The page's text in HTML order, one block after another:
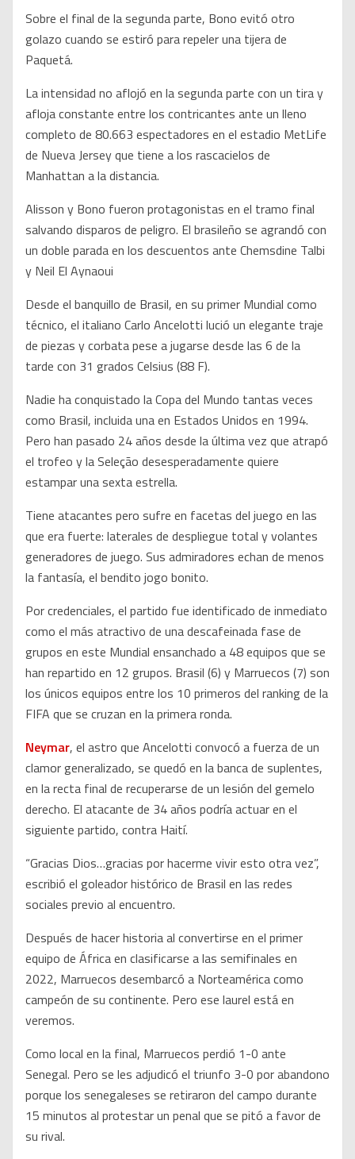
Sobre el final de la segunda parte, Bono evitó otro
golazo cuando se estiró para repeler una tijera de
Paquetá.
La intensidad no aflojó en la segunda parte con un tira y
afloja constante entre los contricantes ante un lleno
completo de 80.663 espectadores en el estadio MetLife
de Nueva Jersey que tiene a los rascacielos de
Manhattan a la distancia.
Alisson y Bono fueron protagonistas en el tramo final
salvando disparos de peligro. El brasileño se agrandó con
un doble parada en los descuentos ante Chemsdine Talbi
y Neil El Aynaoui
Desde el banquillo de Brasil, en su primer Mundial como
técnico, el italiano Carlo Ancelotti lució un elegante traje
de piezas y corbata pese a jugarse desde las 6 de la
tarde con 31 grados Celsius (88 F).
Nadie ha conquistado la Copa del Mundo tantas veces
como Brasil, incluida una en Estados Unidos en 1994.
Pero han pasado 24 años desde la última vez que atrapó
el trofeo y la Seleção desesperadamente quiere
estampar una sexta estrella.
Tiene atacantes pero sufre en facetas del juego en las
que era fuerte: laterales de despliegue total y volantes
generadores de juego. Sus admiradores echan de menos
la fantasía, el bendito jogo bonito.
Por credenciales, el partido fue identificado de inmediato
como el más atractivo de una descafeinada fase de
grupos en este Mundial ensanchado a 48 equipos que se
han repartido en 12 grupos. Brasil (6) y Marruecos (7) son
los únicos equipos entre los 10 primeros del ranking de la
FIFA que se cruzan en la primera ronda.
Neymar, el astro que Ancelotti convocó a fuerza de un
clamor generalizado, se quedó en la banca de suplentes,
en la recta final de recuperarse de un lesión del gemelo
derecho. El atacante de 34 años podría actuar en el
siguiente partido, contra Haití.
“Gracias Dios…gracias por hacerme vivir esto otra vez”,
escribió el goleador histórico de Brasil en las redes
sociales previo al encuentro.
Después de hacer historia al convertirse en el primer
equipo de África en clasificarse a las semifinales en
2022, Marruecos desembarcó a Norteamérica como
campeón de su continente. Pero ese laurel está en
veremos.
Como local en la final, Marruecos perdió 1-0 ante
Senegal. Pero se les adjudicó el triunfo 3-0 por abandono
porque los senegaleses se retiraron del campo durante
15 minutos al protestar un penal que se pitó a favor de
su rival.